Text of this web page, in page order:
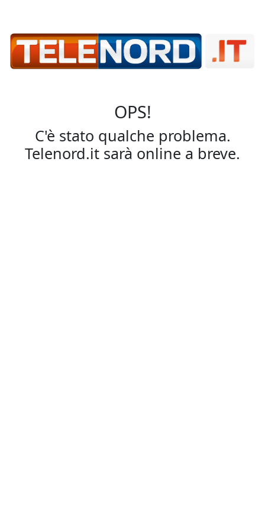
OPS!
C'è stato qualche problema.
Telenord.it sarà online a breve.